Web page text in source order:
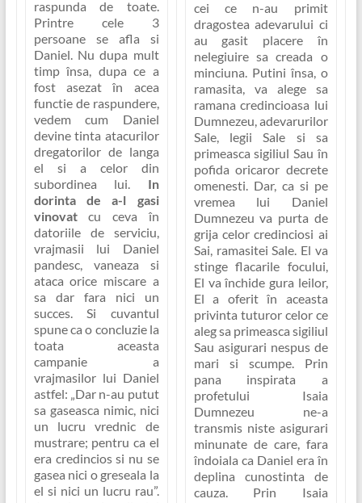
raspunda de toate.
Printre cele 3
persoane se afla si
Daniel. Nu dupa mult
timp însa, dupa ce a
fost asezat în acea
functie de raspundere,
vedem cum Daniel
devine tinta atacurilor
dregatorilor de langa
el si a celor din
subordinea lui. In
dorinta de a-l gasi
vinovatcu ceva în
datoriile de serviciu,
vrajmasii lui Daniel
pandesc, vaneaza si
ataca orice miscare a
sa dar fara nici un
succes. Si cuvantul
spune ca o concluzie la
toata aceasta
campanie a
vrajmasilor lui Daniel
astfel: „Dar n-au putut
sa gaseasca nimic, nici
un lucru vrednic de
mustrare; pentru ca el
era credincios si nu se
gasea nici o greseala la
el si nici un lucru rau”.
cei ce n-au primit
dragostea adevarului ci
au gasit placere în
nelegiuire sa creada o
minciuna. Putini însa, o
ramasita, va alege sa
ramana credincioasa lui
Dumnezeu, adevarurilor
Sale, legii Sale si sa
primeasca sigiliul Sau în
pofida oricaror decrete
omenesti. Dar, ca si pe
vremea lui Daniel
Dumnezeu va purta de
grija celor credinciosi ai
Sai, ramasitei Sale. El va
stinge flacarile focului,
El va închide gura leilor,
El a oferit în aceasta
privinta tuturor celor ce
aleg sa primeasca sigiliul
Sau asigurari nespus de
mari si scumpe. Prin
pana inspirata a
profetului Isaia
Dumnezeu ne-a
transmis niste asigurari
minunate de care, fara
îndoiala ca Daniel era în
deplina cunostinta de
cauza. Prin Isaia